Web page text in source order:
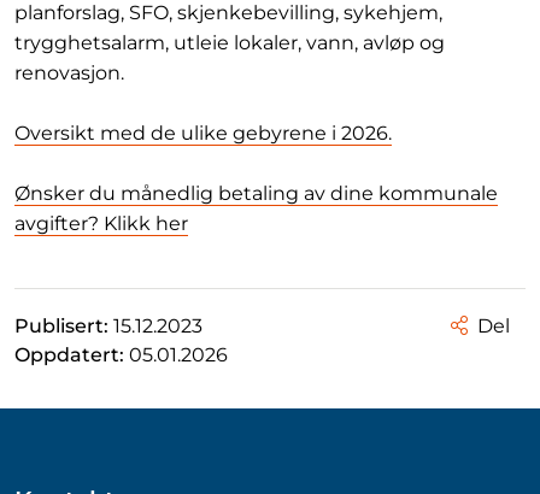
planforslag, SFO, skjenkebevilling, sykehjem,
trygghetsalarm, utleie lokaler, vann, avløp og
renovasjon.
Oversikt med de ulike gebyrene i 2026.
Ønsker du månedlig betaling av dine kommunale
avgifter? Klikk her
Publisert: 15.12.2023
Oppdatert: 05.01.2026
Del